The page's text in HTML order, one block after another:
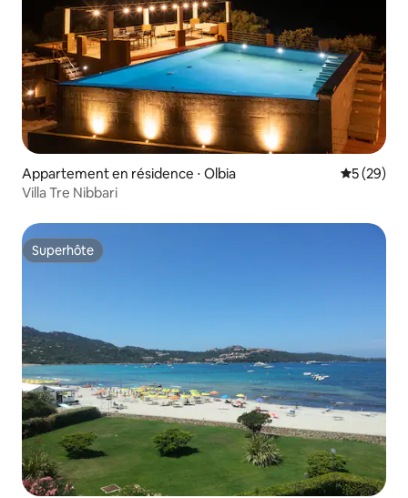
Appartement en résidence ⋅ Olbia
5 (29)
Villa Tre Nibbari
Superhôte
Superhôte